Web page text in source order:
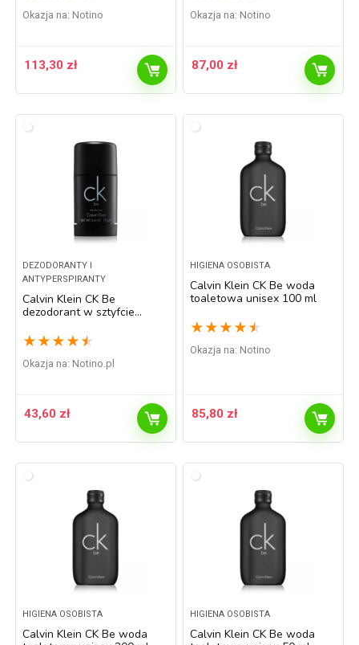
Okazja na: Notino
113,30 zł
Okazja na: Notino
87,00 zł
DEZODORANTY I
ANTYPERSPIRANTY
Calvin Klein CK Be
dezodorant w sztyfcie
★ ★ ★ ★ ★
Okazja na: notino.pl
43,60 zł
HIGIENA OSOBISTA
Calvin Klein CK Be woda
toaletowa unisex 100 ml
★ ★ ★ ★ ★
Okazja na: Notino
85,80 zł
HIGIENA OSOBISTA
Calvin Klein CK Be woda
HIGIENA OSOBISTA
Calvin Klein CK Be woda